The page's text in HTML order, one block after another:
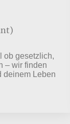
ob gesetzlich,
– wir finden
deinem Leben